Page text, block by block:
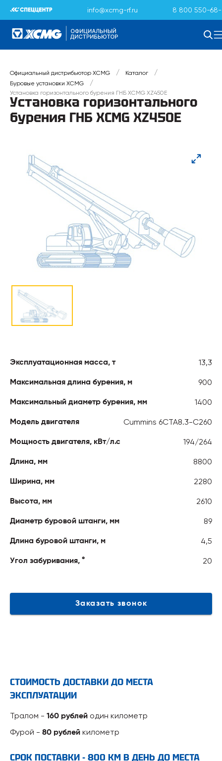
info@xcmg-rf.ru 8 800 550-68-
Официальный дистрибьютор XCMG / Каталог /
Буровые установки XCMG /
Установка горизонтального бурения ГНБ XCMG XZ450E
Установка горизонтального
бурения ГНБ XCMG XZ450E
Эксплуатационная масса, т 13,3
Максимальная длина бурения, м 900
Максимальный диаметр бурения, мм 1400
Модель двигателя Cummins 6CTA8.3-C260
Мощность двигателя, кВт/л.с 194/264
Длина, мм 8800
Ширина, мм 2280
Высота, мм 2610
Диаметр буровой штанги, мм 89
Длина буровой штанги, м 4,5
Угол забуривания, ° 20
Заказать звонок
СТОИМОСТЬ ДОСТАВКИ ДО МЕСТА
ЭКСПЛУАТАЦИИ
Тралом - 160 рублей один километр
Фурой - 80 рублей километр
СРОК ПОСТАВКИ - 800 КМ В ДЕНЬ ДО МЕСТА